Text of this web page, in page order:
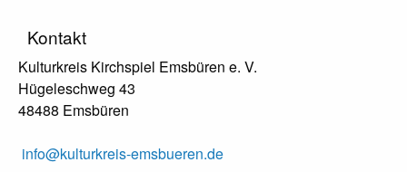
Kontakt
Kulturkreis Kirchspiel Emsbüren e. V.
Hügeleschweg 43
48488 Emsbüren
info@kulturkreis-emsbueren.de